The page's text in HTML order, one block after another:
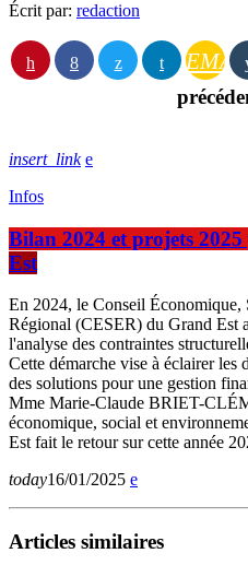
Écrit par: redaction
insert_link
Infos
Bilan 2024 et projets
Est
En 2024, le Conseil Économique,
Régional (CESER) du Grand Est
l'analyse des contraintes
Cette démarche vise à éclairer les
des solutions pour une gestion
Mme Marie-Claude BRIET-
économique, social et
Est fait le retour sur cette année
today16/01/2025
Articles similaires